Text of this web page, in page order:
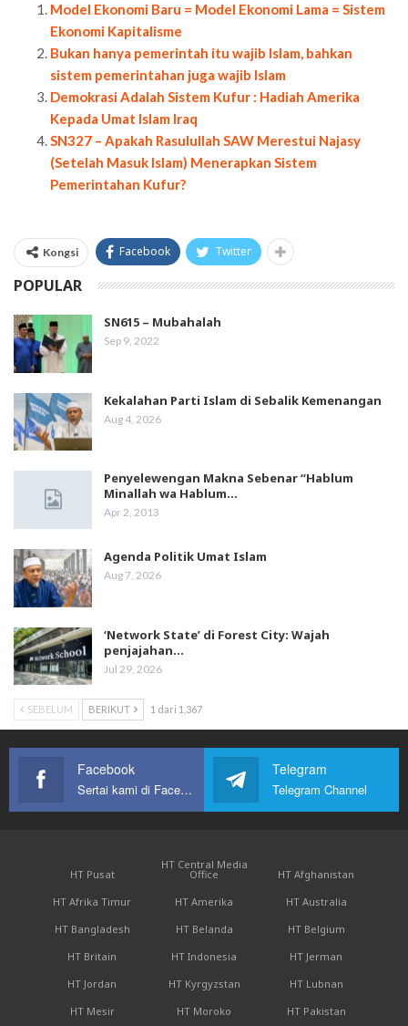
Model Ekonomi Baru = Model Ekonomi Lama = Sistem
Ekonomi Kapitalisme
Bukan hanya pemerintah itu wajib Islam, bahkan
sistem pemerintahan juga wajib Islam
Demokrasi Adalah Sistem Kufur : Hadiah Amerika
Kepada Umat Islam Iraq
SN327 – Apakah Rasulullah SAW Merestui Najasy
(Setelah Masuk Islam) Menerapkan Sistem
Pemerintahan Kufur?
Kongsi Facebook Twitter
POPULAR
SN615 – Mubahalah
Sep 9, 2022
Kekalahan Parti Islam di Sebalik Kemenangan
Aug 4, 2026
Penyelewengan Makna Sebenar “Hablum
Minallah wa Hablum…
Apr 2, 2013
Agenda Politik Umat Islam
Aug 7, 2026
‘Network State’ di Forest City: Wajah
penjajahan…
Jul 29, 2026
SEBELUM BERIKUT 1 dari 1,367
Facebook
Sertai kami di Facebook
Telegram
Telegram Channel
HT Pusat
HT Central Media
Office
HT Afghanistan
HT Afrika Timur
HT Amerika
HT Australia
HT Bangladesh
HT Belanda
HT Belgium
HT Britain
HT Indonesia
HT Jerman
HT Jordan
HT Kyrgyzstan
HT Lubnan
HT Mesir
HT Moroko HT Pakistan